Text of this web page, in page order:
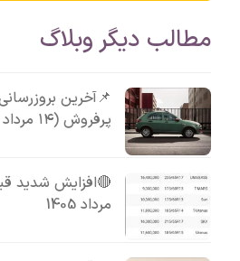
مطالب دیگر وبلاگ
📌آخرین
پرفروش (۱۴ مرداد ۱۴۰۵)
مرداد 1405